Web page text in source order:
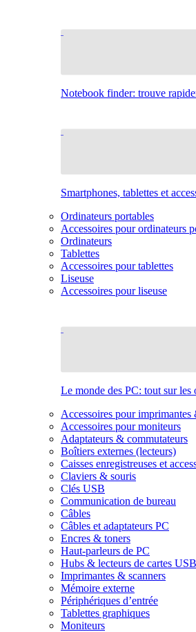
Notebook finder: trouve
Smartphones, tablettes et
Ordinateurs portables
Accessoires pour ordinateurs
Ordinateurs
Tablettes
Accessoires pour tablettes
Liseuse
Accessoires pour liseuse
Le monde des PC: tout sur les
Accessoires pour imprimantes
Accessoires pour moniteurs
Adaptateurs & commutateurs
Boîtiers externes (lecteurs)
Caisses enregistreuses et
Claviers & souris
Clés USB
Communication de bureau
Câbles
Câbles et adaptateurs PC
Encres & toners
Haut-parleurs de PC
Hubs & lecteurs de cartes USB
Imprimantes & scanners
Mémoire externe
Périphériques d’entrée
Tablettes graphiques
Moniteurs